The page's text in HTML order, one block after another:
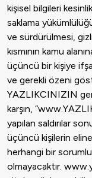
kişisel bilgileri
saklama
ve sürdürülmesi,
kısmının kamu
üçüncü bir kişiye
ve gerekli özeni
YAZLIKCINIZIN
karşın,
yapılan saldırılar
üçüncü kişilerin
herhangi bir
olmayacaktır.